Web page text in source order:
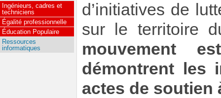
d’initiatives de
sur le territoire
mouvement
démontrent les
actes de soutien
Ingénieurs, cadres et
techniciens
Égalité professionnelle
Éducation Populaire
Ressources
informatiques